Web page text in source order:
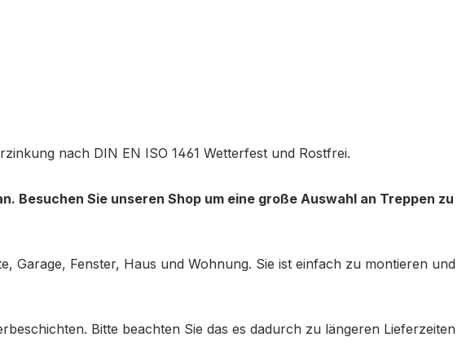
nach DIN EN ISO 1461 Wetterfest und Rostfrei.
Besuchen Sie unseren Shop um eine große Auswahl an Treppen zu
Garage, Fenster, Haus und Wohnung. Sie ist einfach zu montieren und
Bitte beachten Sie das es dadurch zu längeren Lieferzeiten